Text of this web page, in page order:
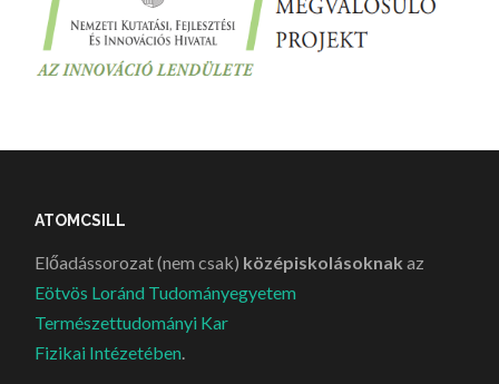
ATOMCSILL
Előadássorozat (nem csak) középiskolásoknak az
Eötvös Loránd Tudományegyetem
Természettudományi Kar
Fizikai Intézetében